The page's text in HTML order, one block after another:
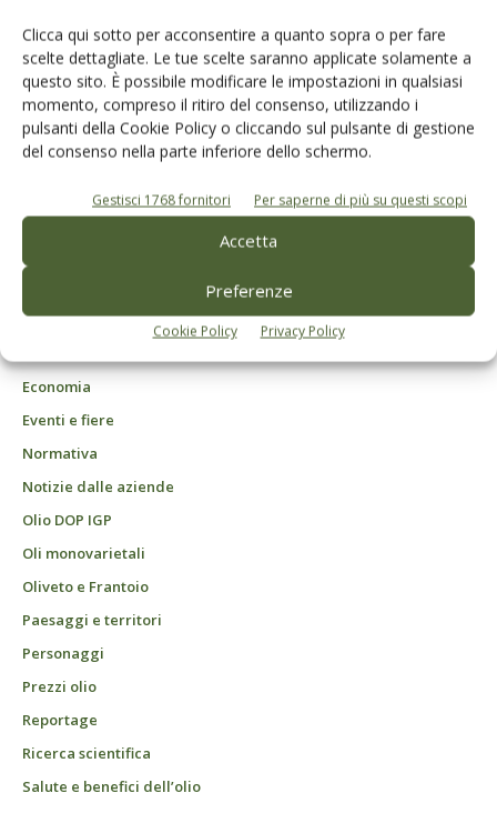
Clicca qui sotto per acconsentire a quanto sopra o per fare
scelte dettagliate. Le tue scelte saranno applicate solamente a
questo sito. È possibile modificare le impostazioni in qualsiasi
momento, compreso il ritiro del consenso, utilizzando i
pulsanti della Cookie Policy o cliccando sul pulsante di gestione
del consenso nella parte inferiore dello schermo.
Gestisci 1768 fornitori Per saperne di più su questi scopi
Accetta
Preferenze
Cookie Policy Privacy Policy
© Tecniche Nuove Spa. Tutti i diritti riservati. Sede legale Via Eritrea 21 -
imprese di Milano: 00753480151
Registrazione Tribunale di Milano n. 69 del 05/03/2014. Precedentemente
registrata presso il tribunale di Bologna n. 6776 del 04/03/1998
ROC "Poste italiane Spa - sped. A.P. - DL 353/2003 conv. L. 46/2004, art. 1c.1:
DCB Milano" Roc n. 24344 del 11 marzo 2014
Agrofarmaci – Difesa
Economia
Eventi e fiere
Normativa
Notizie dalle aziende
Olio DOP IGP
Oli monovarietali
Oliveto e Frantoio
Paesaggi e territori
Personaggi
Prezzi olio
Reportage
Ricerca scientifica
Salute e benefici dell’olio